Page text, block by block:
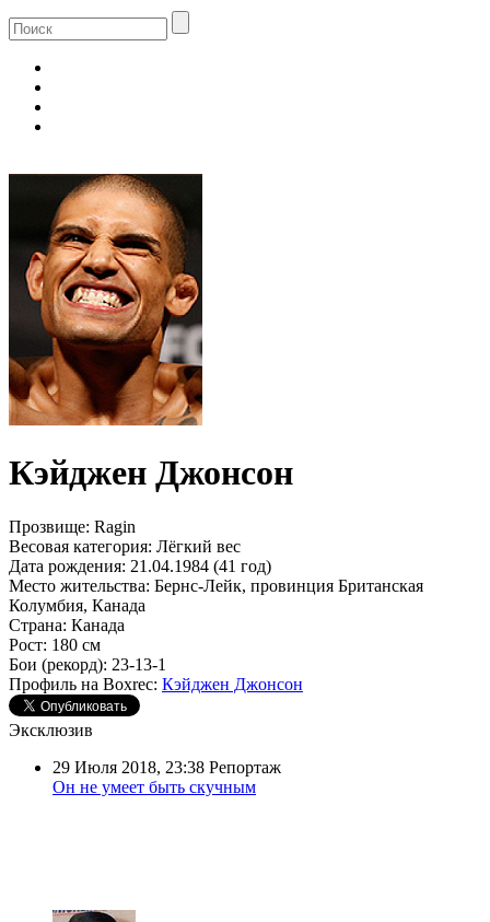
Кэйджен Джонсон
Прозвище: Ragin
Весовая категория: Лёгкий вес
Дата рождения: 21.04.1984 (41 год)
Место жительства: Бернс-Лейк, провинция Британская
Колумбия, Канада
Страна: Канада
Рост: 180 см
Бои (рекорд): 23-13-1
Профиль на Boxrec: Кэйджен Джонсон
Эксклюзив
29 Июля 2018, 23:38 Репортаж
Он не умеет быть скучным